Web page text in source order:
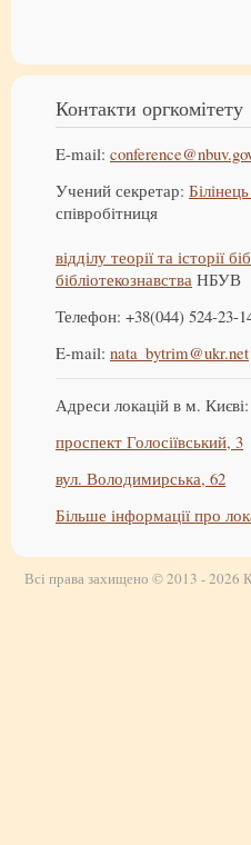
Контакти оргкомітету
E-mail:
Учений секретар:
співробітниця
відділу теорії та історії
бібліотекознавства НБУВ
Телефон: +38(044) 524-23-
E-mail: nata_bytrim@ukr.net
Адреси локацій в м. Києві:
проспект Голосіївський, 3
вул. Володимирська, 62
Більше інформації про
Всі права захищено © 2013 - 2026